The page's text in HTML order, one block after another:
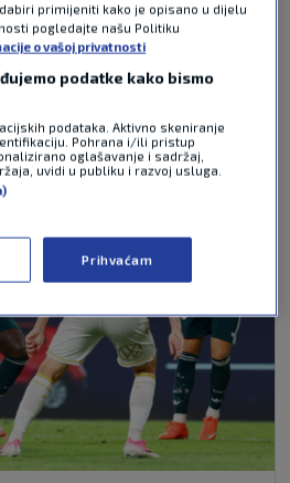
Odgovor
- LA LIGA
primijeniti kako je opisano u dijelu
pogledajte našu Politiku
o vašoj privatnosti
podatke kako bismo
podataka. Aktivno skeniranje
Pohrana i/ili pristup
oglašavanje i sadržaj,
uvidi u publiku i razvoj usluga.
Prihvaćam